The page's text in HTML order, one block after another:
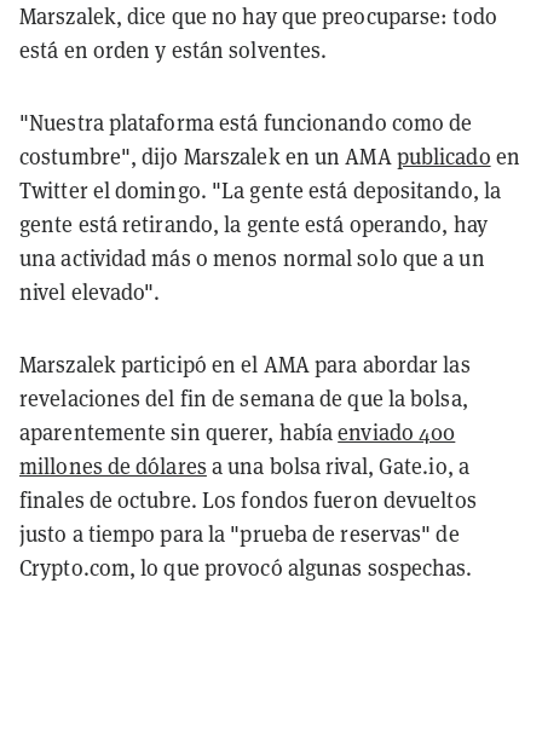
Marszalek, dice que no hay que preocuparse: todo
está en orden y están solventes.
"Nuestra plataforma está funcionando como de
costumbre", dijo Marszalek en un AMApublicado en
Twitter el domingo. "La gente está depositando, la
gente está retirando, la gente está operando, hay
una actividad más o menos normal solo que a un
nivel elevado".
Marszalek participó en el AMA para abordar las
revelaciones del fin de semana de que la bolsa,
aparentemente sin querer, habíaenviado 400
millones de dólares a una bolsa rival, Gate.io, a
finales de octubre. Los fondos fueron devueltos
justo a tiempo para la "prueba de reservas" de
Crypto.com, lo que provocó algunas sospechas.